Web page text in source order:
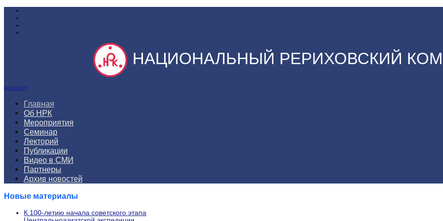
НАЦИОНАЛЬНЫЙ РЕРИХОВСКИЙ
каталог
Главная
Об НРК
Мероприятия
Семинар
Лекторий
Публикации
Видео в СМИ
Партнеры
Архив новостей
Новые материалы
К 100-летию начала советского этапа